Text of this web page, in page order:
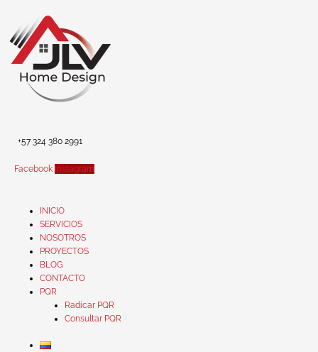
contenido
+57 324 380 2991
Facebook Instagram
INICIO
SERVICIOS
NOSOTROS
PROYECTOS
BLOG
CONTACTO
PQR
Radicar PQR
Consultar PQR